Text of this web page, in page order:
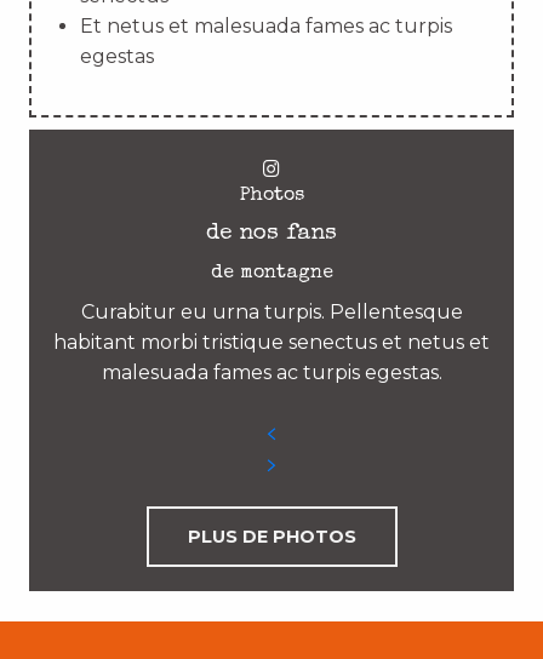
Et netus et malesuada fames ac turpis
egestas
Photos
de nos fans
de montagne
Curabitur eu urna turpis. Pellentesque
habitant morbi tristique senectus et netus et
malesuada fames ac turpis egestas.
PLUS DE PHOTOS